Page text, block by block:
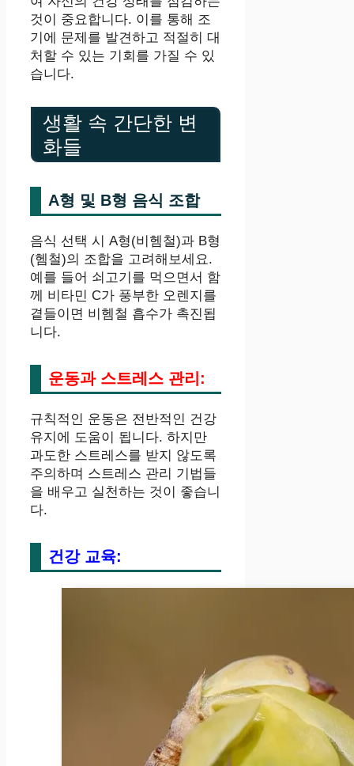
것이 중요합니다. 이를 통해 조
기에 문제를 발견하고 적절히 대
처할 수 있는 기회를 가질 수 있
습니다.
생활 속 간단한 변
화들
A형 및 B형 음식 조합
음식 선택 시 A형(비헴철)과 B형
(헴철)의 조합을 고려해보세요.
예를 들어 쇠고기를 먹으면서 함
께 비타민 C가 풍부한 오렌지를
곁들이면 비헴철 흡수가 촉진됩
니다.
운동과 스트레스 관리:
규칙적인 운동은 전반적인 건강
유지에 도움이 됩니다. 하지만
과도한 스트레스를 받지 않도록
주의하며 스트레스 관리 기법들
을 배우고 실천하는 것이 좋습니
다.
건강 교육: